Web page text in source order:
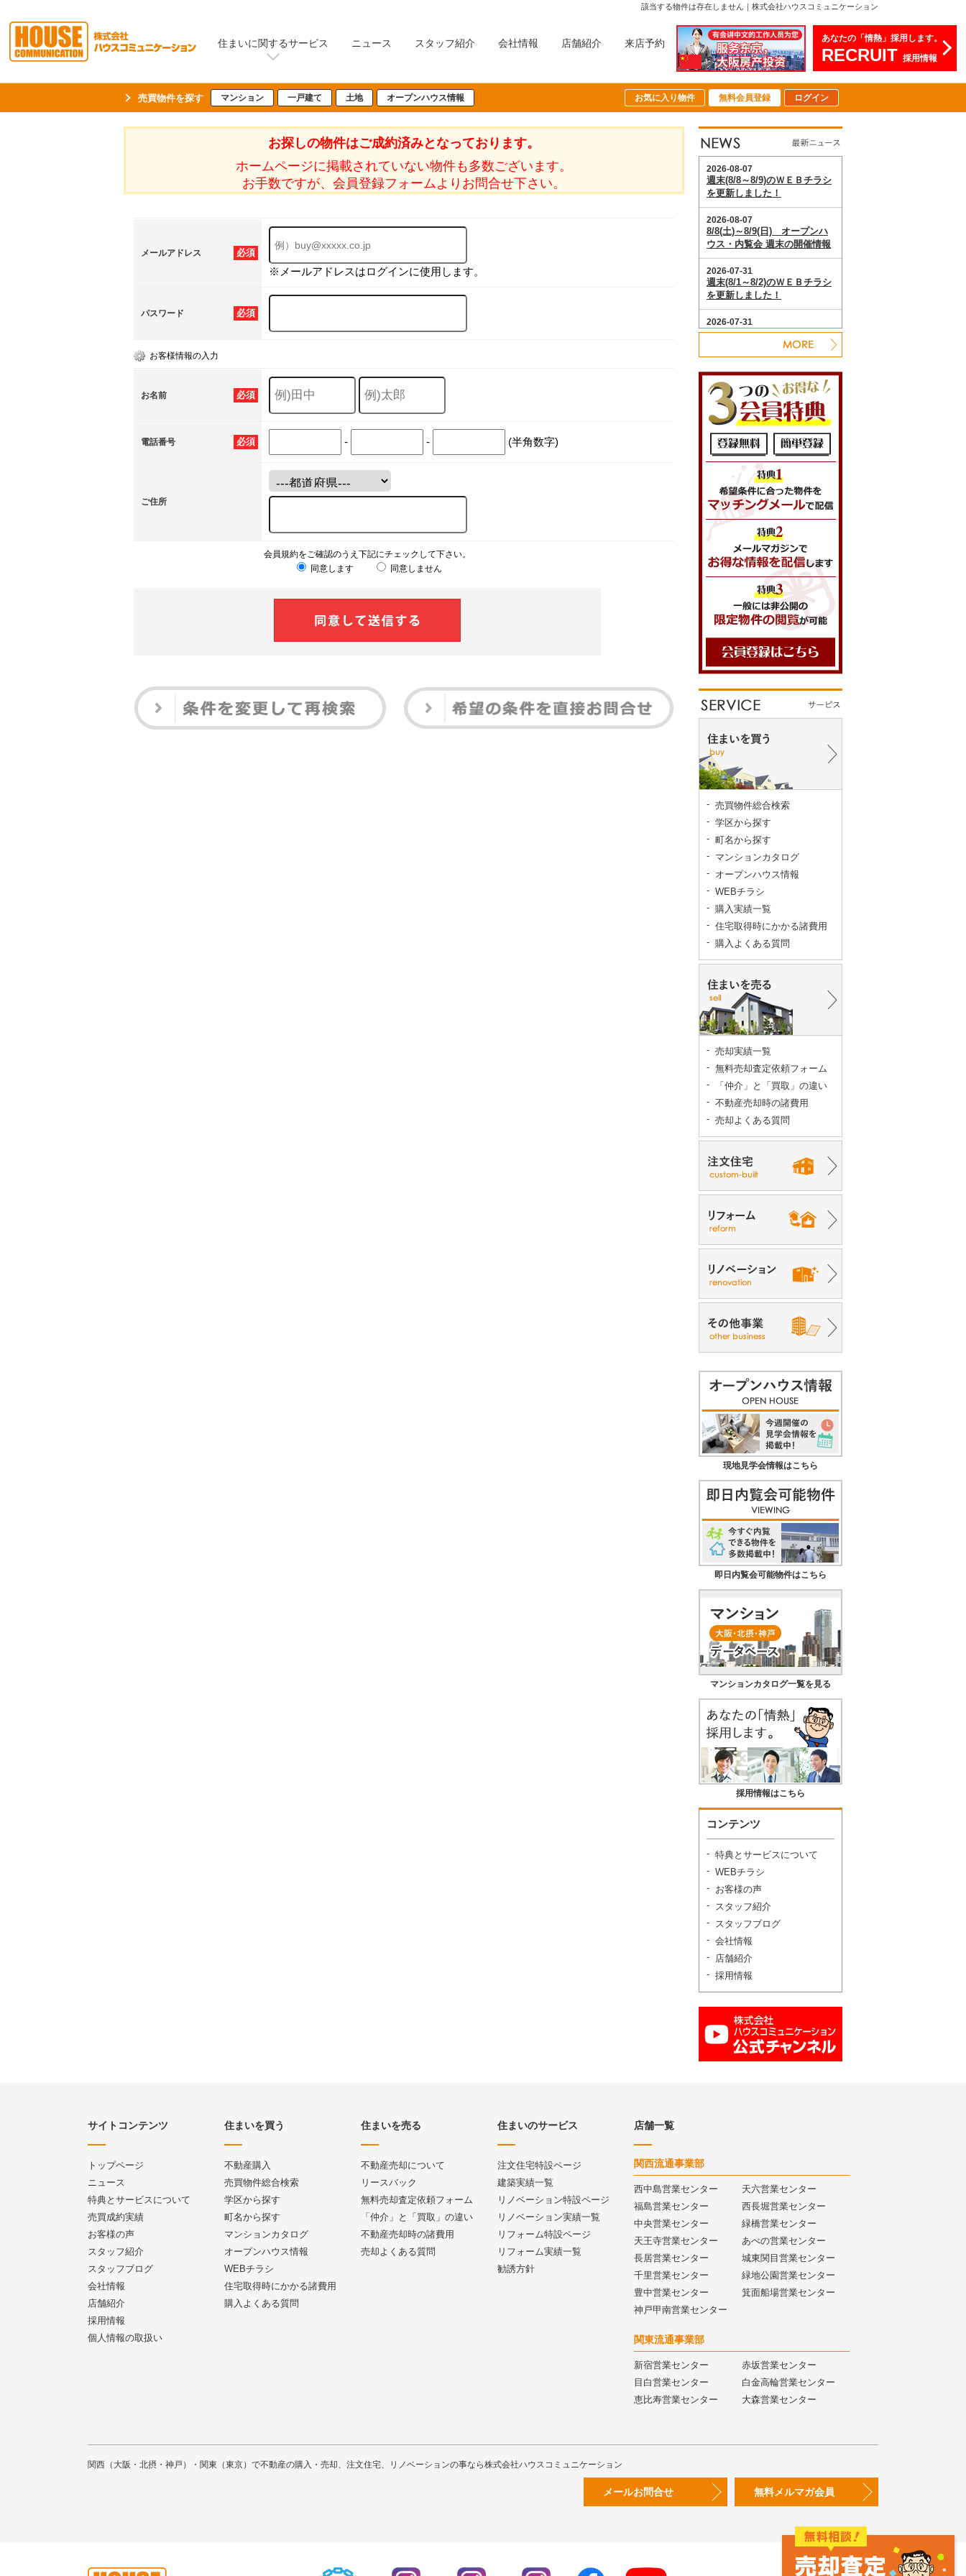
該当する物件は存在しません｜株式会社ハウスコミュニケーション
住まいに関するサービス ニュース スタッフ紹介 会社情報 店舗紹介 来店予約 あなたの「情熱」採用します。
RECRUIT 採用情報
売買物件を探す マンション 一戸建て 土地 オープンハウス情報 お気に入り物件 無料会員登録 ログイン
お探しの物件はご成約済みとなっております。
ホームページに掲載されていない物件も多数ございます。
お手数ですが、会員登録フォームよりお問合せ下さい。
必須
メールアドレス
※メールアドレスはログインに使用します。
必須
パスワード
お客様情報の入力
必須
お名前
必須
電話番号 - - (半角数字)
ご住所
会員規約をご確認のうえ下記にチェックして下さい。
同意します
同意しません
売買物件総合検索
学区から探す
町名から探す
マンションカタログ
オープンハウス情報
WEBチラシ
購入実績一覧
住宅取得時にかかる諸費用
購入よくある質問
売却実績一覧
無料売却査定依頼フォーム
「仲介」と「買取」の違い
不動産売却時の諸費用
売却よくある質問
現地見学会情報はこちら
即日内覧会可能物件はこちら
マンションカタログ一覧を見る
採用情報はこちら
コンテンツ
特典とサービスについて
WEBチラシ
お客様の声
スタッフ紹介
スタッフブログ
会社情報
店舗紹介
採用情報
サイトコンテンツ
トップページ
ニュース
特典とサービスについて
売買成約実績
お客様の声
スタッフ紹介
スタッフブログ
会社情報
店舗紹介
採用情報
個人情報の取扱い
住まいを買う
不動産購入
売買物件総合検索
学区から探す
町名から探す
マンションカタログ
オープンハウス情報
WEBチラシ
住宅取得時にかかる諸費用
購入よくある質問
住まいを売る
不動産売却について
リースバック
無料売却査定依頼フォーム
「仲介」と「買取」の違い
不動産売却時の諸費用
売却よくある質問
住まいのサービス
注文住宅特設ページ
建築実績一覧
リノベーション特設ページ
リノベーション実績一覧
リフォーム特設ページ
リフォーム実績一覧
勧誘方針
店舗一覧
関西流通事業部
西中島営業センター
天六営業センター
福島営業センター
西長堀営業センター
中央営業センター
緑橋営業センター
天王寺営業センター
あべの営業センター
長居営業センター
城東関目営業センター
千里営業センター
緑地公園営業センター
豊中営業センター
箕面船場営業センター
神戸甲南営業センター
関東流通事業部
新宿営業センター
赤坂営業センター
目白営業センター
白金高輪営業センター
恵比寿営業センター
大森営業センター
関西（大阪・北摂・神戸）・関東（東京）で不動産の購入・売却、注文住宅、リノベーションの事なら株式会社ハウスコミュニケーション
メールお問合せ 無料メルマガ会員